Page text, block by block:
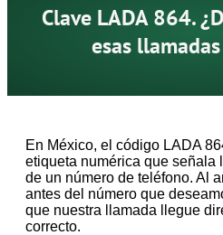
Clave LADA 864.
esas
En México, el código LADA
etiqueta numérica que señala
de un número de teléfono. Al
antes del número que
que nuestra llamada llegue
correcto.